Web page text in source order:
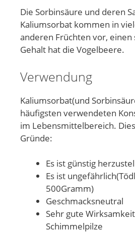
Die Sorbinsäure und deren
Kaliumsorbat kommen in
anderen Früchten vor, einen
Gehalt hat die Vogelbeere.
Verwendung
Kaliumsorbat(und
häufigsten verwendeten
im Lebensmittelbereich.
Gründe:
Es ist günstig
Es ist
500Gramm)
Geschmacksneutral
Sehr gute
Schimmelpilze